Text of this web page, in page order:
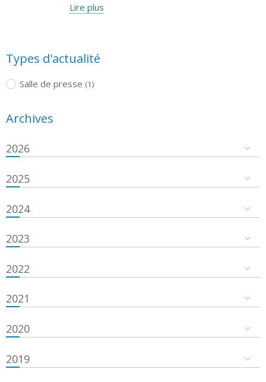
Lire plus
Types d'actualité
Salle de presse (1)
Archives
2026
2025
2024
2023
2022
2021
2020
2019